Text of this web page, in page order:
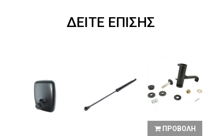
ΔΕΙΤΕ ΕΠΙΣΗΣ
ΠΡΟΒΟΛΗ